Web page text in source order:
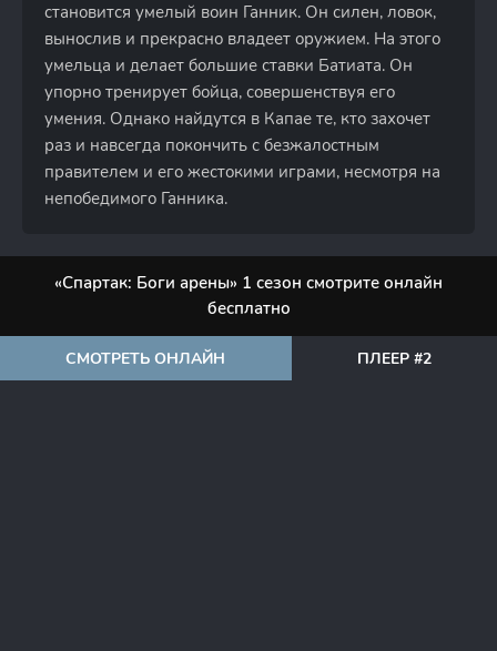
становится умелый воин Ганник. Он силен, ловок,
вынослив и прекрасно владеет оружием. На этого
умельца и делает большие ставки Батиата. Он
упорно тренирует бойца, совершенствуя его
умения. Однако найдутся в Капае те, кто захочет
раз и навсегда покончить с безжалостным
правителем и его жестокими играми, несмотря на
непобедимого Ганника.
«Спартак: Боги арены» 1 сезон смотрите онлайн
бесплатно
СМОТРЕТЬ ОНЛАЙН ПЛЕЕР #2